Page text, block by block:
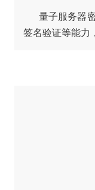
量子服务器
签名验证等能力